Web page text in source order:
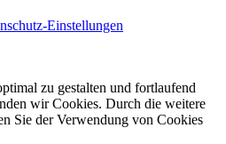
Einstellungen
zu gestalten und fortlaufend
wir Cookies. Durch die weitere
Sie der Verwendung von Cookies